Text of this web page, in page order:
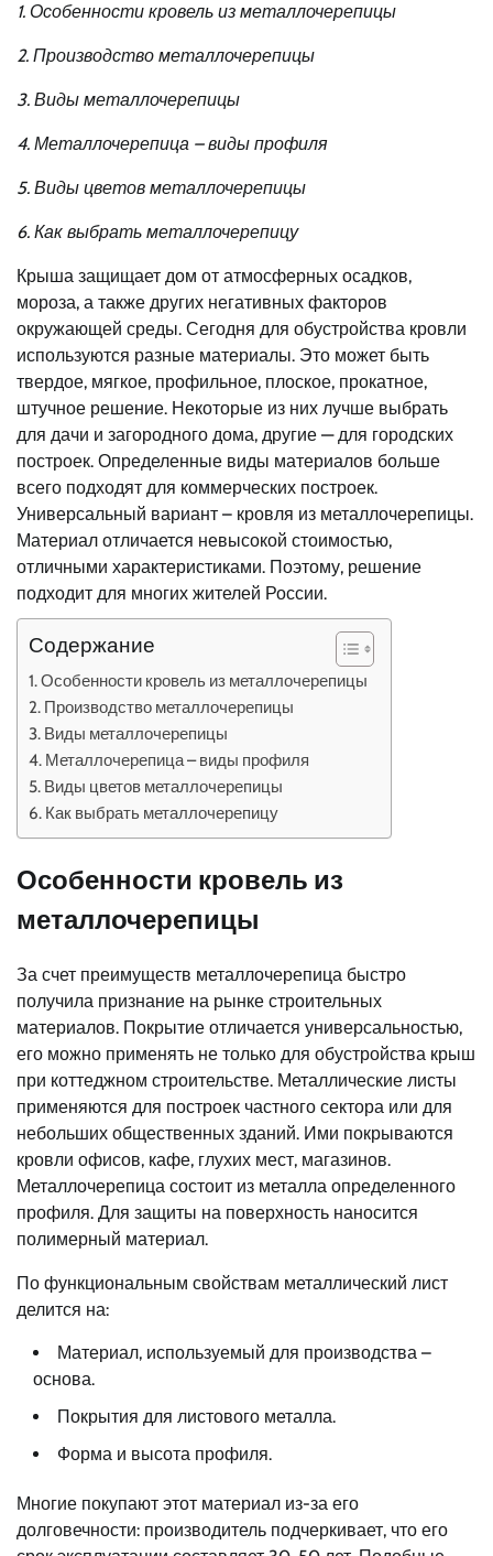
1. Особенности кровель из металлочерепицы
2. Производство металлочерепицы
3. Виды металлочерепицы
4. Металлочерепица – виды профиля
5. Виды цветов металлочерепицы
6. Как выбрать металлочерепицу
Крыша защищает дом от атмосферных осадков,
мороза, а также других негативных факторов
окружающей среды. Сегодня для обустройства кровли
используются разные материалы. Это может быть
твердое, мягкое, профильное, плоское, прокатное,
штучное решение. Некоторые из них лучше выбрать
для дачи и загородного дома, другие — для городских
построек. Определенные виды материалов больше
всего подходят для коммерческих построек.
Универсальный вариант – кровля из металлочерепицы.
Материал отличается невысокой стоимостью,
отличными характеристиками. Поэтому, решение
подходит для многих жителей России.
Содержание
Особенности кровель из металлочерепицы
Производство металлочерепицы
Виды металлочерепицы
Металлочерепица – виды профиля
Виды цветов металлочерепицы
Как выбрать металлочерепицу
Особенности кровель из
металлочерепицы
За счет преимуществ металлочерепица быстро
получила признание на рынке строительных
материалов. Покрытие отличается универсальностью,
его можно применять не только для обустройства крыш
при коттеджном строительстве. Металлические листы
применяются для построек частного сектора или для
небольших общественных зданий. Ими покрываются
кровли офисов, кафе, глухих мест, магазинов.
Металлочерепица состоит из металла определенного
профиля. Для защиты на поверхность наносится
полимерный материал.
По функциональным свойствам металлический лист
делится на:
Материал, используемый для производства –
основа.
Покрытия для листового металла.
Форма и высота профиля.
Многие покупают этот материал из-за его
долговечности: производитель подчеркивает, что его